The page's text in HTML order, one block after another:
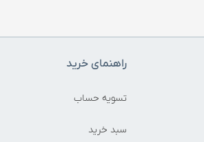
راهنمای خرید
تسویه حساب
سبد خرید